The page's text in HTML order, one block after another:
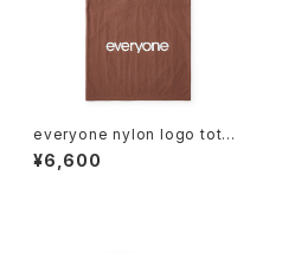
everyone nylon logo tote
bag (BROWN)
¥6,600